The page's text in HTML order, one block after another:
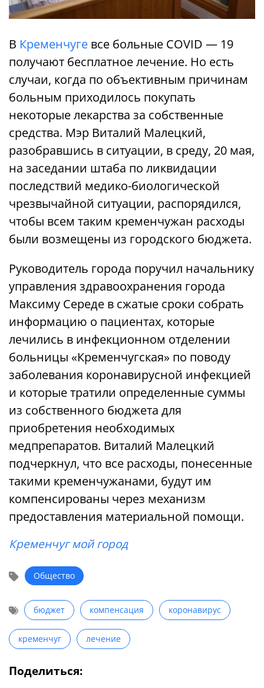
В Кременчуге все больные COVID — 19
получают бесплатное лечение. Но есть
случаи, когда по объективным причинам
больным приходилось покупать
некоторые лекарства за собственные
средства. Мэр Виталий Малецкий,
разобравшись в ситуации, в среду, 20 мая,
на заседании штаба по ликвидации
последствий медико-биологической
чрезвычайной ситуации, распорядился,
чтобы всем таким кременчужан расходы
были возмещены из городского бюджета.
Руководитель города поручил начальнику
управления здравоохранения города
Максиму Середе в сжатые сроки собрать
информацию о пациентах, которые
лечились в инфекционном отделении
больницы «Кременчугская» по поводу
заболевания коронавирусной инфекцией
и которые тратили определенные суммы
из собственного бюджета для
приобретения необходимых
медпрепаратов. Виталий Малецкий
подчеркнул, что все расходы, понесенные
такими кременчужанами, будут им
компенсированы через механизм
предоставления материальной помощи.
Кременчуг мой город
Общество
бюджет компенсация коронавирус
кременчуг лечение
Поделиться: